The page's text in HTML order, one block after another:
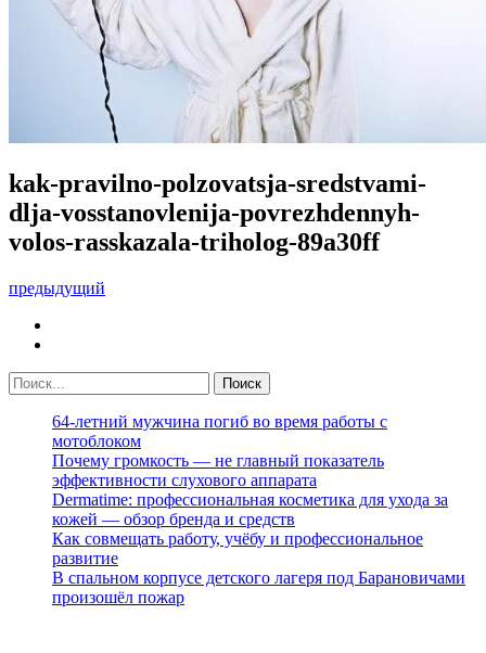
kak-pravilno-polzovatsja-sredstvami-
dlja-vosstanovlenija-povrezhdennyh-
volos-rasskazala-triholog-89a30ff
предыдущий
64-летний мужчина погиб во время работы с
мотоблоком
Почему громкость — не главный показатель
эффективности слухового аппарата
Dermatime: профессиональная косметика для ухода за
кожей — обзор бренда и средств
Как совмещать работу, учёбу и профессиональное
развитие
В спальном корпусе детского лагеря под Барановичами
произошёл пожар